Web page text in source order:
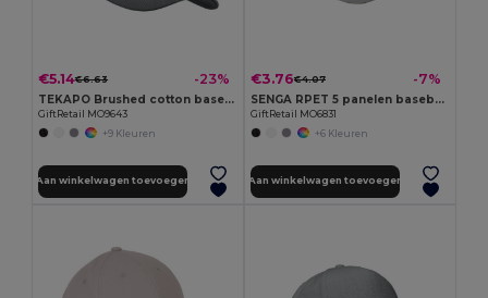
€5.14€6.63 -23%
TEKAPO Brushed cotton basebal cap
GiftRetail MO9643
+9 Kleuren
Aan winkelwagen toevoegen
€3.76€4.07 -7%
SENGA RPET 5 panelen baseballpet
GiftRetail MO6831
+6 Kleuren
Aan winkelwagen toevoegen